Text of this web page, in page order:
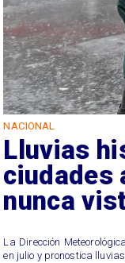
NACIONAL
Lluvias
ciudades
nunca
La Dirección
en julio y pronostica